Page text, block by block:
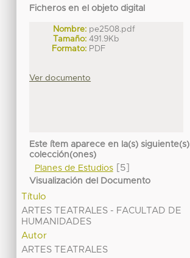
Ficheros en el objeto digital
Nombre: pe2508.pdf
Tamaño: 491.9Kb
Formato: PDF
Ver documento
Este ítem aparece en la(s) siguiente(s)
colección(ones)
Planes de Estudios[5]
Visualización del Documento
Título
ARTES TEATRALES - FACULTAD DE
HUMANIDADES
Autor
ARTES TEATRALES